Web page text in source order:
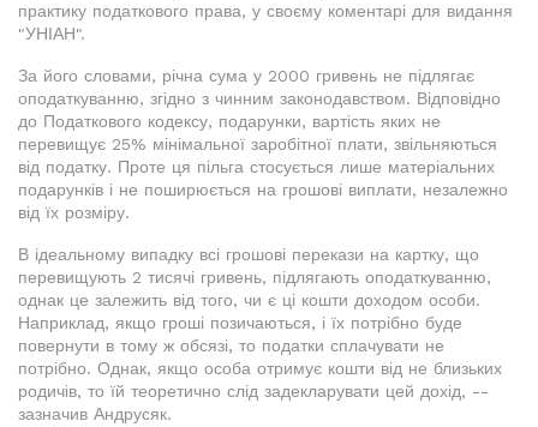
практику податкового права, у своєму коментарі для видання
"УНІАН".
За його словами, річна сума у 2000 гривень не підлягає
оподаткуванню, згідно з чинним законодавством. Відповідно
до Податкового кодексу, подарунки, вартість яких не
перевищує 25% мінімальної заробітної плати, звільняються
від податку. Проте ця пільга стосується лише матеріальних
подарунків і не поширюється на грошові виплати, незалежно
від їх розміру.
В ідеальному випадку всі грошові перекази на картку, що
перевищують 2 тисячі гривень, підлягають оподаткуванню,
однак це залежить від того, чи є ці кошти доходом особи.
Наприклад, якщо гроші позичаються, і їх потрібно буде
повернути в тому ж обсязі, то податки сплачувати не
потрібно. Однак, якщо особа отримує кошти від не близьких
родичів, то їй теоретично слід задекларувати цей дохід, --
зазначив Андрусяк.